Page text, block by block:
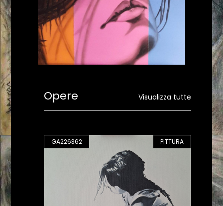
Visualizza tutte
Opere
GA226362 PITTURA